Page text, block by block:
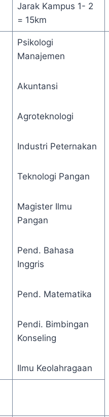
Jarak Kampus 1- 2
= 15km
Psikologi
Manajemen
Akuntansi
Agroteknologi
Industri Peternakan
Teknologi Pangan
Magister Ilmu
Pangan
Pend. Bahasa
Inggris
Pend. Matematika
Pendi. Bimbingan
Konseling
Ilmu Keolahragaan